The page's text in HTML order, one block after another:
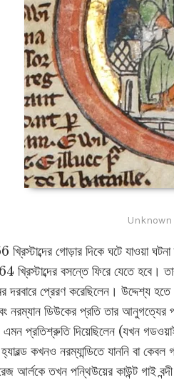
গোড়ার দিকে ঘটে যাওয়া
বসন্তে ফিরে যেতে হবে।
দরবারে প্রেরণ করেছিলেন। উদ্দেশ্য
নরম্যান ডিউকের প্রতি তার
এমন প্রতিশ্রুতি দিয়েছিলেন (যখন
কখনও নরম্যান্ডিতে যাননি বা
আর্লকে তখন পন্থিউয়ের কাউন্ট গাই